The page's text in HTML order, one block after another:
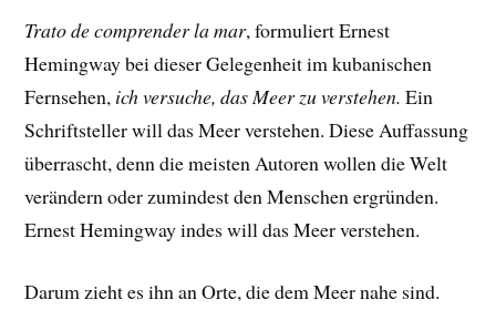
Trato de comprender la mar, formuliert Ernest
Hemingway bei dieser Gelegenheit im kubanischen
Fernsehen, ich versuche, das Meer zu verstehen.Ein
Schriftsteller will das Meer verstehen. Diese Auffassung
überrascht, denn die meisten Autoren wollen die Welt
verändern oder zumindest den Menschen ergründen.
Ernest Hemingway indes will das Meer verstehen.
Darum zieht es ihn an Orte, die dem Meer nahe sind.